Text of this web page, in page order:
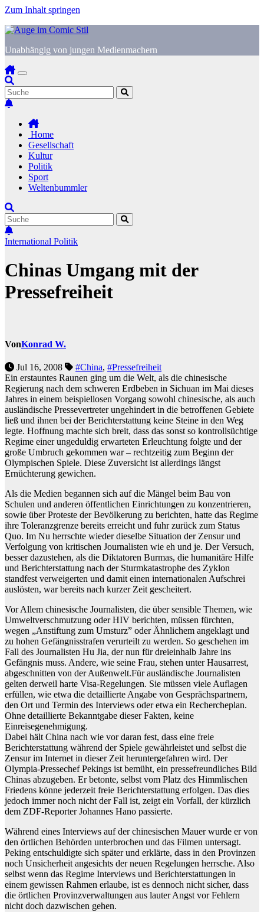
Zum Inhalt springen
Unabhängig von jungen Medienmachern
Home
Gesellschaft
Kultur
Politik
Sport
Weltenbummler
International Politik
Chinas Umgang mit der
Pressefreiheit
VonKonrad W.
Jul 16, 2008 #China, #Pressefreiheit
Ein erstauntes Raunen ging um die Welt, als die chinesische
Regierung nach dem schweren Erdbeben in Sichuan im Mai dieses
Jahres in einem beispiellosen Vorgang sowohl chinesische, als auch
ausländische Pressevertreter ungehindert in die betroffenen Gebiete
ließ und ihnen bei der Berichterstattung keine Steine in den Weg
legte. Hoffnung machte sich breit, dass das sonst so kontrollsüchtige
Regime einer ungeduldig erwarteten Erleuchtung folgte und der
große Umbruch gekommen war – rechtzeitig zum Beginn der
Olympischen Spiele. Diese Zuversicht ist allerdings längst
Ernüchterung gewichen.
Als die Medien begannen sich auf die Mängel beim Bau von
Schulen und anderen öffentlichen Einrichtungen zu konzentrieren,
sowie über Proteste der Bevölkerung zu berichten, hatte das Regime
ihre Toleranzgrenze bereits erreicht und fuhr zurück zum Status
Quo. Im Nu herrschte wieder dieselbe Situation der Zensur und
Verfolgung von kritischen Journalisten wie eh und je. Der Versuch,
besser dazustehen, als die Diktatoren Burmas, die humanitäre Hilfe
und Berichterstattung nach der Sturmkatastrophe des Zyklon
standfest verweigerten und damit einen internationalen Aufschrei
auslösten, war bereits nach kurzer Zeit gescheitert.
Vor Allem chinesische Journalisten, die über sensible Themen, wie
Umweltverschmutzung oder HIV berichten, müssen fürchten,
wegen „Anstiftung zum Umsturz” oder Ähnlichem angeklagt und
zu hohen Gefängnisstrafen verurteilt zu werden. So geschehen im
Fall des Journalisten Hu Jia, der nun für dreieinhalb Jahre ins
Gefängnis muss. Andere, wie seine Frau, stehen unter Hausarrest,
abgeschnitten von der Außenwelt.Für ausländische Journalisten
gelten derweil harte Visa-Regelungen. Sie müssen viele Auflagen
erfüllen, wie etwa die detaillierte Angabe von Gesprächspartnern,
den Ort und Termin des Interviews oder etwa ein Rechercheplan.
Ohne detaillierte Bekanntgabe dieser Fakten, keine
Einreisegenehmigung.
Dabei hält China nach wie vor daran fest, dass eine freie
Berichterstattung während der Spiele gewährleistet und selbst die
Zensur im Internet in dieser Zeit heruntergefahren wird. Der
Olympia-Pressechef Pekings ist bemüht, ein pressefreundliches Bild
Chinas abzugeben. Er betonte, selbst vom Platz des Himmlischen
Friedens könne jederzeit freie Berichterstattung erfolgen. Das dies
jedoch immer noch nicht der Fall ist, zeigt ein Vorfall, der kürzlich
dem ZDF-Reporter Johannes Hano passierte.
Während eines Interviews auf der chinesischen Mauer wurde er von
den örtlichen Behörden unterbrochen und das Filmen untersagt.
Peking entschuldigte sich später und erklärte, dass in den Provinzen
noch Unsicherheit angesichts der neuen Regelungen herrsche. Also
selbst wenn das Regime Interviews und Berichterstattungen in
einem gewissen Rahmen erlaube, ist es dennoch nicht sicher, dass
die örtlichen Provinzverwaltungen aus lauter Angst vor Fehlern
nicht doch dazwischen gehen.